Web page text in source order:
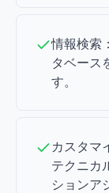
情報検索
タベース
す。
カスタマ
テクニカ
ションア